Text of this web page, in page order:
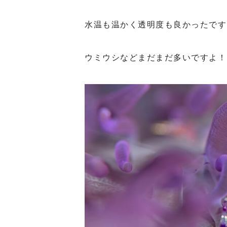
水温も温かく透明度も良かったです
ウミウシなどまだまだ多いですよ